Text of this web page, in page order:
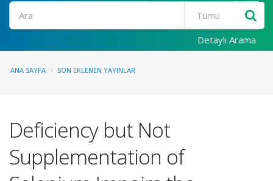
Ara
Detaylı Arama
ANA SAYFA SON EKLENEN YAYINLAR
Deficiency but Not
Supplementation of